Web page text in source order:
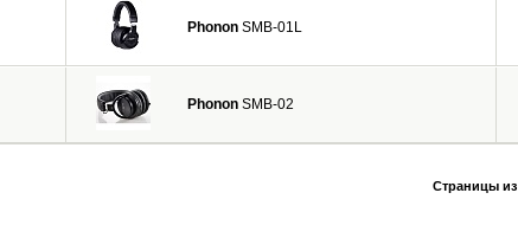
Phonon SMB-01L
Phonon SMB-02
Страницы из